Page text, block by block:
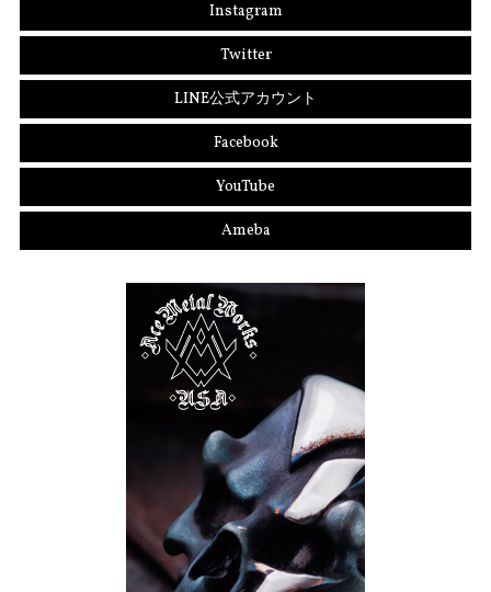
Instagram
Twitter
LINE公式アカウント
Facebook
YouTube
Ameba